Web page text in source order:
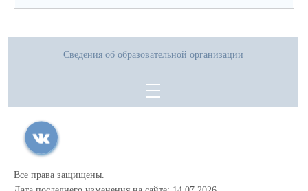
Сведения об образовательной организации
Все права защищены.